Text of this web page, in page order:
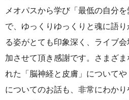
メオパスから学び「最低の自分
で、ゆっくりゆっくりと魂に語
る姿がとても印象深く、ライブ
加させて頂き感謝です。さまざ
れた「脳神経と皮膚」についてや
についてのお話も、非常にわか